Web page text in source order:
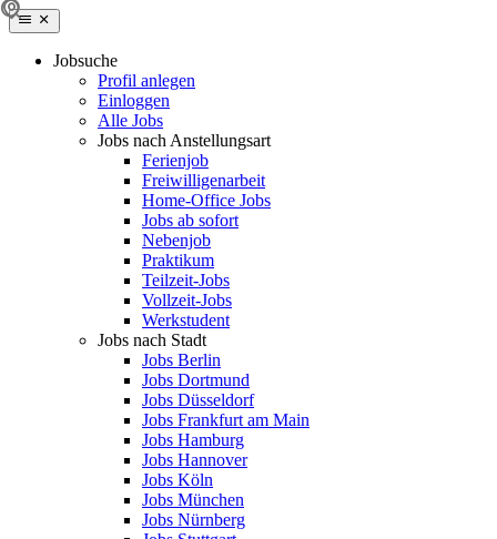
Jobsuche
Profil anlegen
Einloggen
Alle Jobs
Jobs nach Anstellungsart
Ferienjob
Freiwilligenarbeit
Home-Office Jobs
Jobs ab sofort
Nebenjob
Praktikum
Teilzeit-Jobs
Vollzeit-Jobs
Werkstudent
Jobs nach Stadt
Jobs Berlin
Jobs Dortmund
Jobs Düsseldorf
Jobs Frankfurt am Main
Jobs Hamburg
Jobs Hannover
Jobs Köln
Jobs München
Jobs Nürnberg